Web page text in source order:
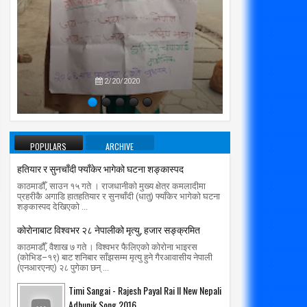
2/20/2020
POPULARS ARCHIVE
हतियार र सुनचाँदी फ्याँकेर भागेको घटना शङ्कास्पद
काठमाडौँ, साउन १५ गते । राजधानीको मुख्य क्षेत्र कमलादीमा
प्रहरीकै अगाडि हातहतियार र सुनचाँदी (धातु) फ्याँकेर भागेको घटना
शङ्कास्पद देखिएको ...
काेराेनाबाट विश्वभर २८ नेपालीको मृत्यु, हजार सङ्क्रमित
काठमाडौँ, वैशाख ७ गते । विश्वभर फैलिएको कोरोना भाइरस
(कोभिड–१९) बाट शनिबार साँझसम्म मृत्यु हुने गैरआवासीय नेपाली
(एनआरएनए) २८ पुगेका छन् ...
Timi Sangai - Rajesh Payal Rai ll New Nepali